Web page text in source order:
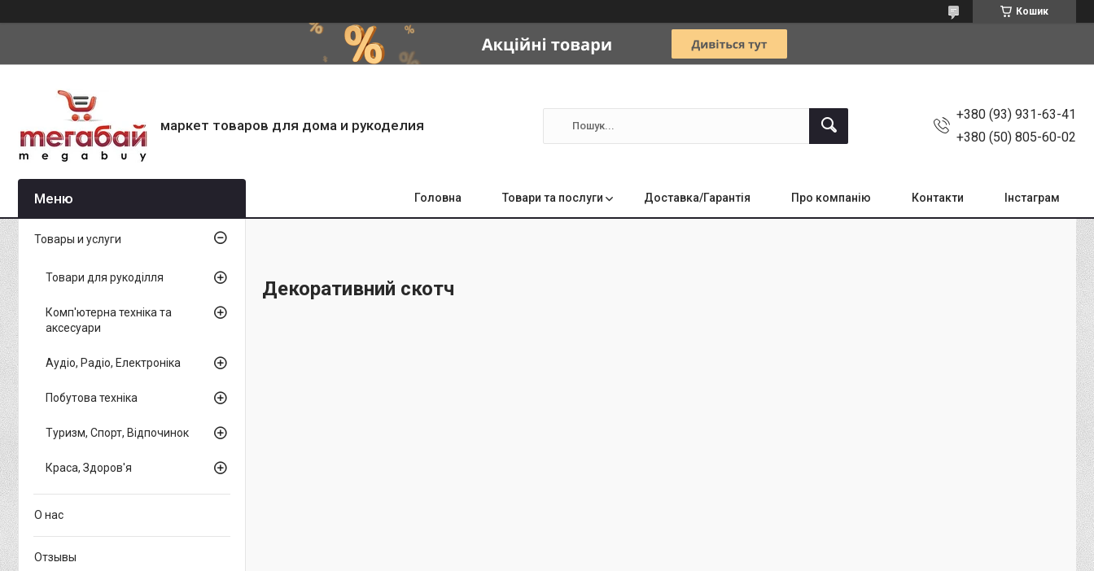
Кошик
маркет товаров для дома и рукоделия
+380 (93) 931-63-41
+380 (50) 805-60-02
Головна Товари та послуги Доставка/Гарантія Про компанію Контакти Інстаграм
Декоративний скотч
Товары и услуги
Товари для рукоділля
Комп'ютерна техніка та
аксесуари
Аудіо, Радіо, Електроніка
Побутова техніка
Туризм, Спорт, Відпочинок
Краса, Здоров'я
О нас
Отзывы